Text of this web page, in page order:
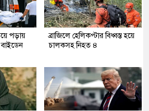
পড়ায়
বাইডেন
ব্রাজিলে হেলিকপ্টার বিধ্বস্ত হয়ে
চালকসহ নিহত ৪